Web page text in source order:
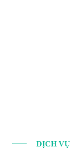
DỊCH VỤ